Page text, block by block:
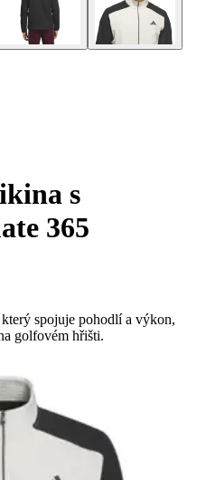
s
365
spojuje pohodlí a výkon,
golfovém hřišti.